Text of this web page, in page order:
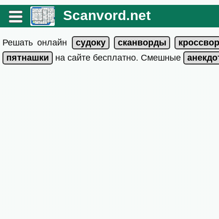
Scanvord.net
Решать онлайн
на сайте бесплатно. Смешные